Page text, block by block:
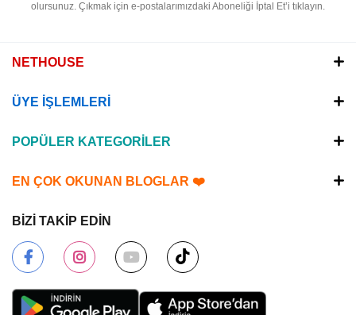
olursunuz. Çıkmak için e-postalarımızdaki Aboneliği İptal Et’i tıklayın.
NETHOUSE
ÜYE İŞLEMLERİ
POPÜLER KATEGORİLER
EN ÇOK OKUNAN BLOGLAR ❤️
BİZİ TAKİP EDİN